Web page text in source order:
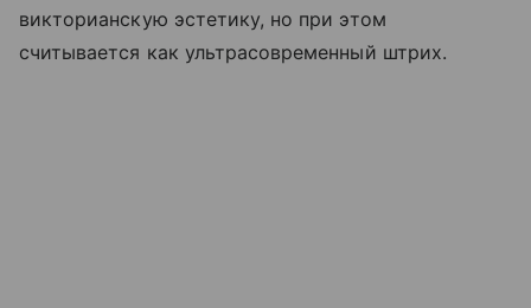
викторианскую эстетику, но при этом
считывается как ультрасовременный штрих.